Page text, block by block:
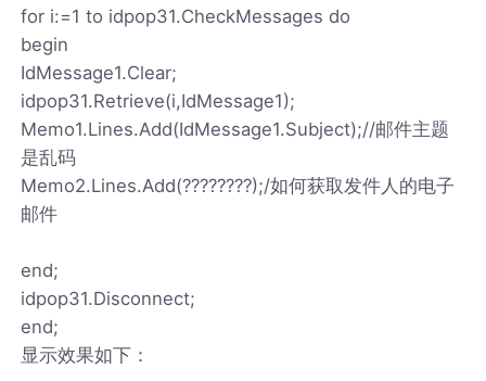
for i:=1 to idpop31.CheckMessages do
begin
IdMessage1.Clear;
idpop31.Retrieve(i,IdMessage1);
Memo1.Lines.Add(IdMessage1.Subject);//邮件主题
是乱码
Memo2.Lines.Add(????????);/如何获取发件人的电子
邮件
end;
idpop31.Disconnect;
end;
显示效果如下：